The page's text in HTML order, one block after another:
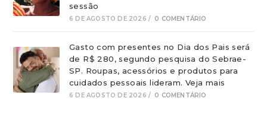
sessão
6 DE AGOSTO DE 2026 / 0 COMENTÁRIO
Gasto com presentes no Dia dos Pais será
de R$ 280, segundo pesquisa do Sebrae-
SP. Roupas, acessórios e produtos para
cuidados pessoais lideram. Veja mais
6 DE AGOSTO DE 2026 / 0 COMENTÁRIO